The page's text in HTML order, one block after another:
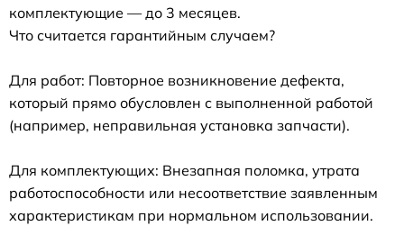
комплектующие — до 3 месяцев.
Что считается гарантийным случаем?
Для работ: Повторное возникновение дефекта,
который прямо обусловлен с выполненной работой
(например, неправильная установка запчасти).
Для комплектующих: Внезапная поломка, утрата
работоспособности или несоответствие заявленным
характеристикам при нормальном использовании.